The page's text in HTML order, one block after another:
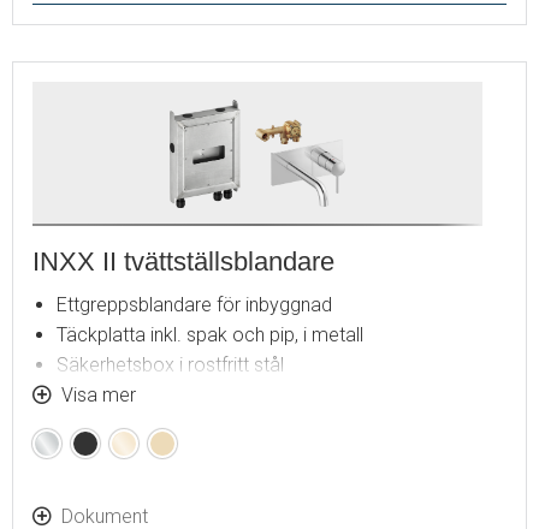
INXX II tvättställsblandare
Ettgreppsblandare för inbyggnad
Täckplatta inkl. spak och pip, i metall
Säkerhetsbox i rostfritt stål
Installationsdjup (min. 63 mm - max. 78 mm)
Paketet innehåller följande artikelnummer:
275240 säkerhetsbox för ettgreppsblandare
Visa mer
KromMattsvart
Polerad
(PVD)
Borstad
Dokument